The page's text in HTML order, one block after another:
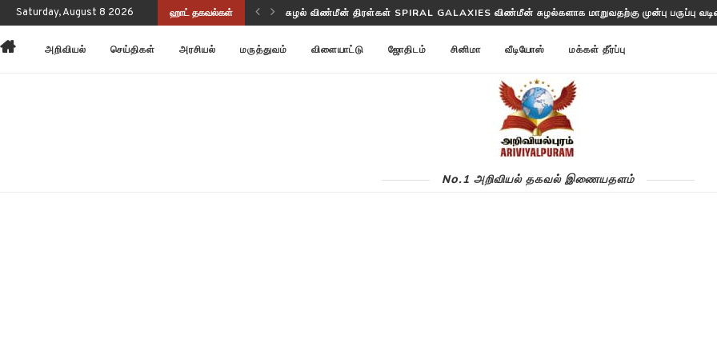
Saturday, August 8 2026 ஹாட் தகவல்கள்
செயல்திறனையும் மேம்படுத்துகிறது! சுழல் விண்மீன் திரள்கள் SPIRAL GALAXIES விண்மீன் சுழல்களாக மாறுவதற்கு முன்பு பருப்பு
அறிவியல் செய்திகள் அரசியல் மருத்துவம் விளையாட்டு ஜோதிடம் சினிமா வீடியோஸ் மக்கள் தீர்ப்பு
No.1 அறிவியல் தகவல் இணையதளம்